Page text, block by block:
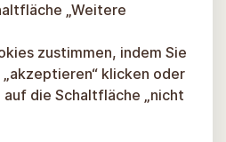
„Weitere
zustimmen, indem Sie
klicken oder
auf die Schaltfläche „nicht